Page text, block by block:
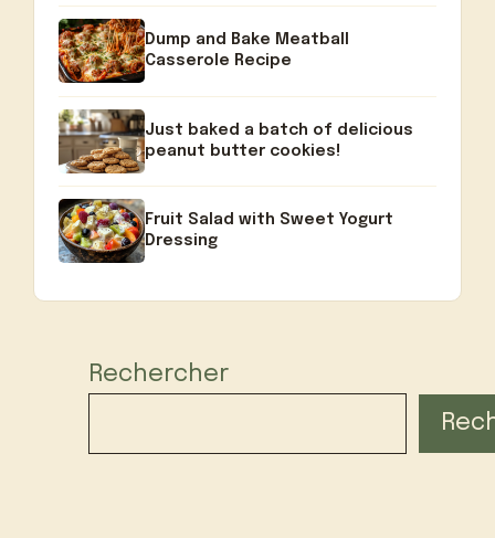
Dump and Bake Meatball
Casserole Recipe
Just baked a batch of delicious
peanut butter cookies!
Fruit Salad with Sweet Yogurt
Dressing
Rechercher